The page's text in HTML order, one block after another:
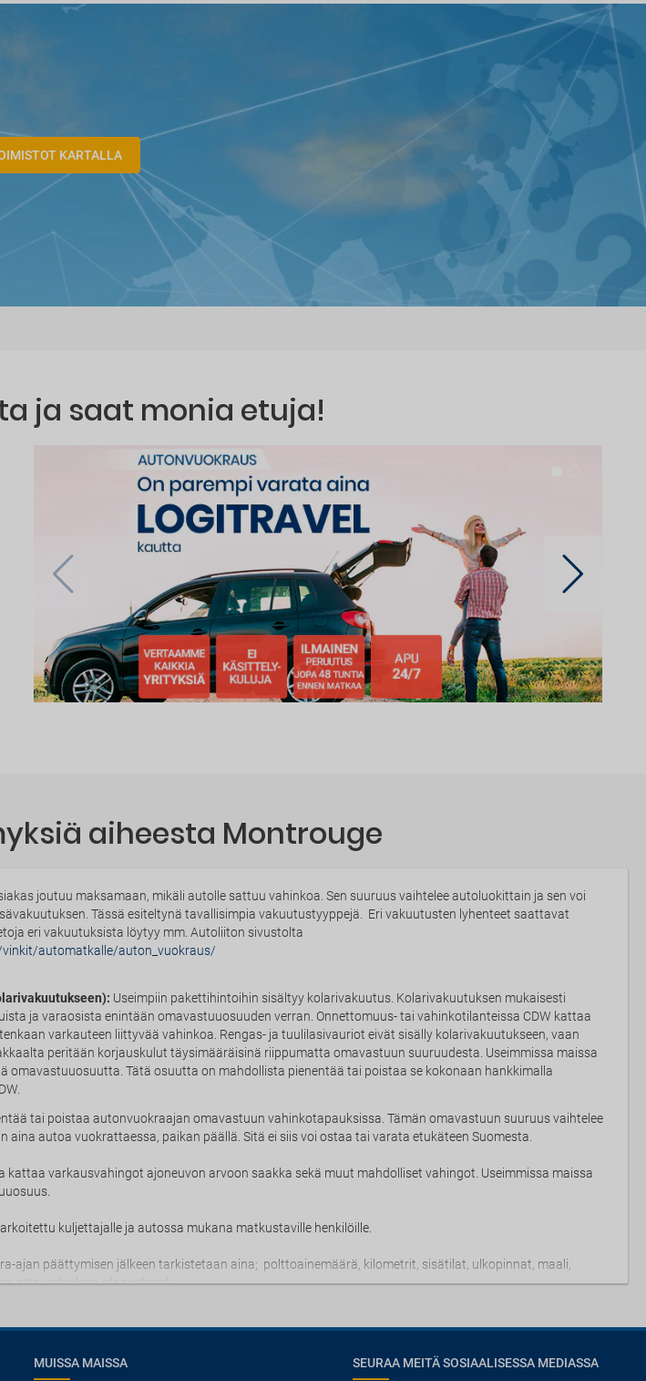
KARTALLA
ja saat monia etuja!
aiheesta Montrouge
joutuu maksamaan, mikäli autolle sattuu vahinkoa. Sen suuruus vaihtelee autoluokittain ja sen voi
Tässä esiteltynä tavallisimpia vakuutustyyppejä. Eri vakuutusten lyhenteet saattavat
eri vakuutuksista löytyy mm. Autoliiton sivustolta
automatkalle/auton_vuokraus/
Useimpiin pakettihintoihin sisältyy kolarivakuutus. Kolarivakuutuksen mukaisesti
ja varaosista enintään omavastuuosuuden verran. Onnettomuus- tai vahinkotilanteissa CDW kattaa
varkauteen liittyvää vahinkoa. Rengas- ja tuulilasivauriot eivät sisälly kolarivakuutukseen, vaan
peritään korjauskulut täysimääräisinä riippumatta omavastuun suuruudesta. Useimmissa maissa
omavastuuosuutta. Tätä osuutta on mahdollista pienentää tai poistaa se kokonaan hankkimalla
tai poistaa autonvuokraajan omavastuun vahinkotapauksissa. Tämän omavastuun suuruus vaihtelee
aina autoa vuokrattaessa, paikan päällä. Sitä ei siis voi ostaa tai varata etukäteen Suomesta.
kattaa varkausvahingot ajoneuvon arvoon saakka sekä muut mahdolliset vahingot. Useimmissa maissa
kuljettajalle ja autossa mukana matkustaville henkilöille.
ajan päättymisen jälkeen tarkistetaan aina; polttoainemäärä, kilometrit, sisätilat, ulkopinnat, maali,
ettei vahinkoja ole syntynyt.
MUISSA MAISSA SEURAA MEITÄ SOSIAALISESSA MEDIASSA